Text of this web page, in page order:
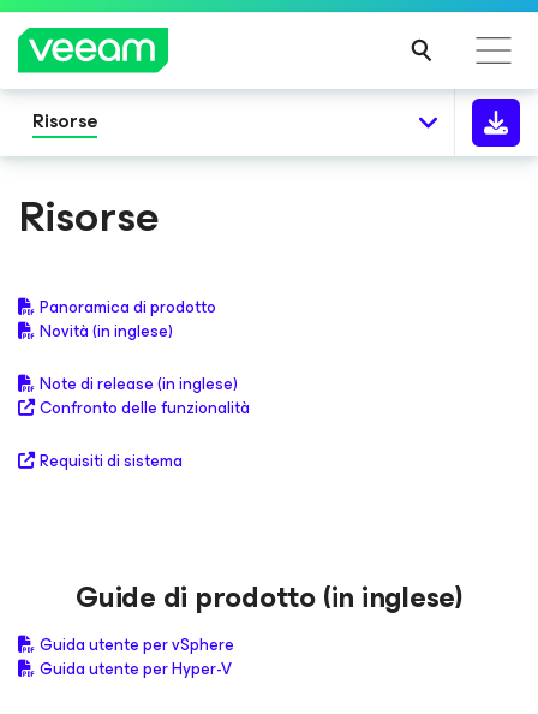
Linee guida di Veeam per i clienti interessati
PER
SAPE
PIÙ
Risorse
Risorse
Panoramica di prodotto
Novità (in inglese)
Note di release (in inglese)
Confronto delle funzionalità
Requisiti di sistema
Guide di prodotto (in inglese)
Guida utente per vSphere
Guida utente per Hyper-V